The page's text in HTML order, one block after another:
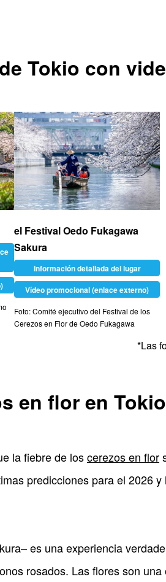
Tokio con
el Festival Oedo Fukagawa
Sakura
Información detallada del lugar
Vídeo promocional (enlace externo)
Foto: Comité ejecutivo del Festival de los
Cerezos en Flor de Oedo Fukagawa
*Las
en flor en Tokio
la fiebre de loscerezos en flor
predicciones para el 2026
es una experiencia
rosados. Las flores son